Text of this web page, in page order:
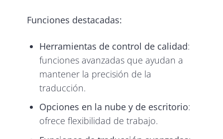
Funciones destacadas:
Herramientas de control de calidad:
funciones avanzadas que ayudan a
mantener la precisión de la
traducción.
Opciones en la nube y de escritorio:
ofrece flexibilidad de trabajo.